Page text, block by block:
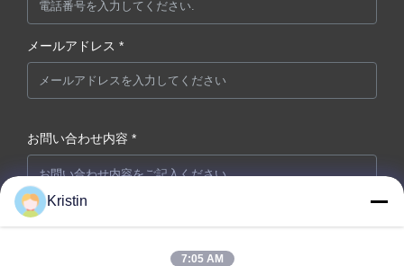
メールアドレス *
お問い合わせ内容 *
Kristin
7:05 AM